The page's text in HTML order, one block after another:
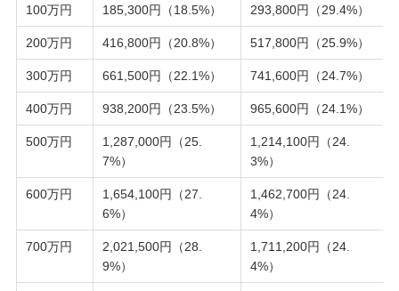
100万円 185,300円（18.5%） 293,800円（29.4%）
200万円 416,800円（20.8%） 517,800円（25.9%）
300万円 661,500円（22.1%） 741,600円（24.7%）
400万円 938,200円（23.5%） 965,600円（24.1%）
500万円
1,287,000円（25.
7%）
1,214,100円（24.
3%）
600万円
1,654,100円（27.
6%）
1,462,700円（24.
4%）
700万円
2,021,500円（28.
9%）
1,711,200円（24.
4%）